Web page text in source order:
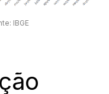
IBGE